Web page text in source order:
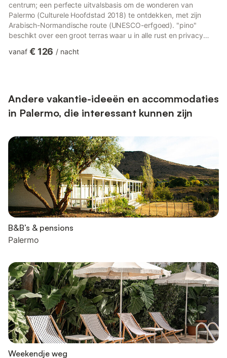
centrum; een perfecte uitvalsbasis om de wonderen van
Palermo (Culturele Hoofdstad 2018) te ontdekken, met zijn
Arabisch-Normandische route (UNESCO-erfgoed). "pino"
beschikt over een groot terras waar u in alle rust en privacy
honderd meter afstand vindt u de bushalte van de bus van en
ondergebracht: 2 p...
vanaf € 126 / nacht
Andere vakantie-ideeën en accommodaties
in Palermo, die interessant kunnen zijn
B&B’s & pensions
Palermo
Weekendje weg